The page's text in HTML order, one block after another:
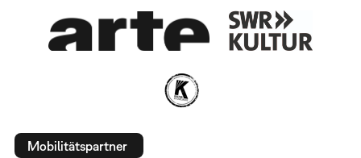
Mobilitätspartner